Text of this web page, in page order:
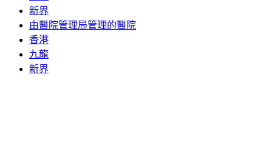
新界
由醫院管理局管理的醫院
香港
九龍
新界